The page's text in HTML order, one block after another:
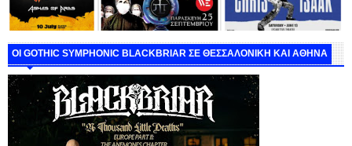
ΟΙ GOTHIC SYMPHONIC BLACKBRIAR ΣΕ ΘΕΣΣΑΛΟΝΙΚΗ ΚΑΙ ΑΘΗΝΑ